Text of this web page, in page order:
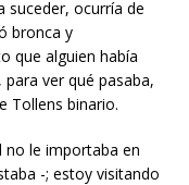
suceder, ocurría de
bronca y
que alguien había
ver qué pasaba,
Tollens binario.
no le importaba en
-; estoy visitando